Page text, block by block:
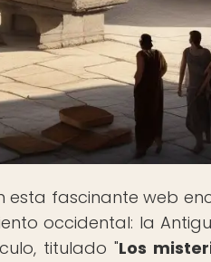
esta fascinante web
occidental: la
titulado "Los